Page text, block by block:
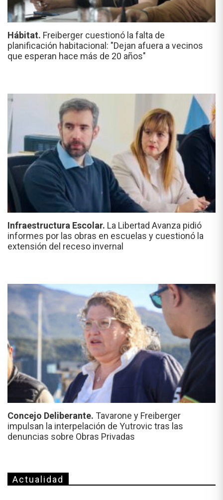
Hábitat. Freiberger cuestionó la falta de
planificación habitacional: "Dejan afuera a vecinos
que esperan hace más de 20 años"
Infraestructura Escolar. La Libertad Avanza pidió
informes por las obras en escuelas y cuestionó la
extensión del receso invernal
Concejo Deliberante. Tavarone y Freiberger
impulsan la interpelación de Yutrovic tras las
denuncias sobre Obras Privadas
Actualidad